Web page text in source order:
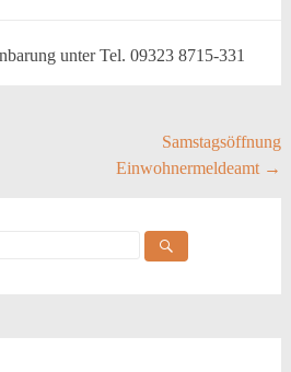
unter Tel. 09323 8715-331
Samstagsöffnung
Einwohnermeldeamt →